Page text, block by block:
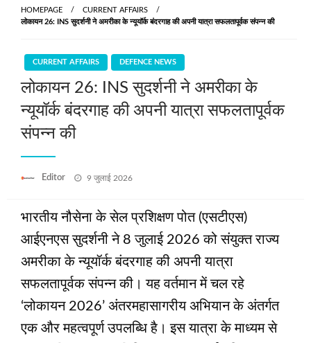
HOMEPAGE
CURRENT AFFAIRS
लोकायन 26: INS सुदर्शनी ने अमरीका के न्यूयॉर्क बंदरगाह की अपनी यात्रा सफलतापूर्वक संपन्‍न की
CURRENT AFFAIRS DEFENCE NEWS
लोकायन 26: INS सुदर्शनी ने अमरीका के
न्यूयॉर्क बंदरगाह की अपनी यात्रा सफलतापूर्वक
संपन्‍न की
Editor
Posted
9 जुलाई 2026
भारतीय नौसेना के सेल प्रशिक्षण पोत (एसटीएस)
आईएनएस सुदर्शनी ने 8 जुलाई 2026 को संयुक्त राज्य
अमरीका के न्यूयॉर्क बंदरगाह की अपनी यात्रा
सफलतापूर्वक संपन्‍न की। यह वर्तमान में चल रहे
‘लोकायन 2026’ अंतरमहासागरीय अभियान के अंतर्गत
एक और महत्वपूर्ण उपलब्धि है। इस यात्रा के माध्‍यम से